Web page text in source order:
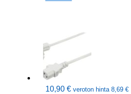
10,90 € veroton hinta 8,69 €